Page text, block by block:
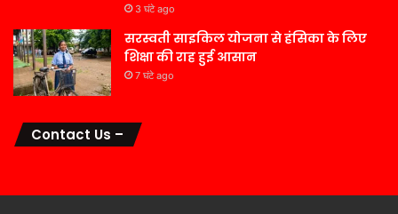
3 घंटे ago
सरस्वती साइकिल योजना से हंसिका के लिए
शिक्षा की राह हुई आसान
7 घंटे ago
Contact Us –